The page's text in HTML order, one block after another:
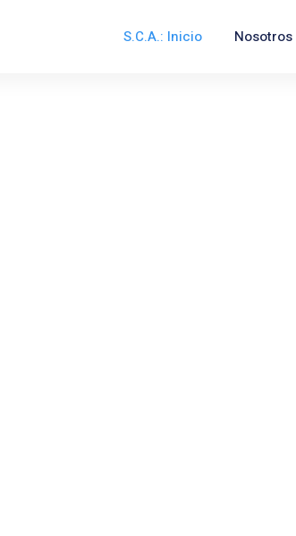
S.C.A.: Inicio Nosotros